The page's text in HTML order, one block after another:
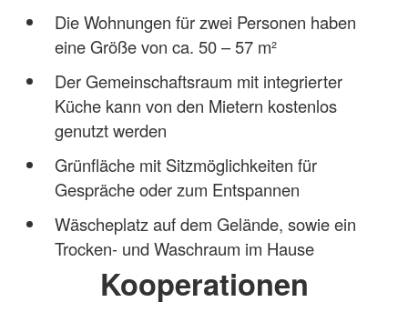
Die Wohnungen für zwei Personen haben
eine Größe von ca. 50 – 57 m²
Der Gemeinschaftsraum mit integrierter
Küche kann von den Mietern kostenlos
genutzt werden
Grünfläche mit Sitzmöglichkeiten für
Gespräche oder zum Entspannen
Wäscheplatz auf dem Gelände, sowie ein
Trocken- und Waschraum im Hause
Kooperationen